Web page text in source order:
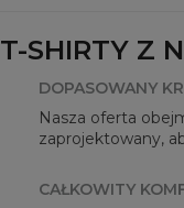
T-SHIRTY Z
DOPASOWANY
Nasza oferta
zaprojektowany,
CAŁKOWITY